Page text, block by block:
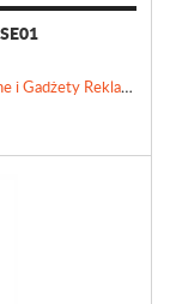
Agencja Reklamowa "Gadżet PL" I Studio Graficzne i Gadżety Reklamowe